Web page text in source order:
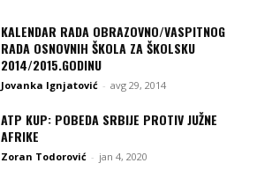
KALENDAR RADA OBRAZOVNO/VASPITNOG
RADA OSNOVNIH ŠKOLA ZA ŠKOLSKU
2014/2015.GODINU
Jovanka Ignjatović - avg 29, 2014
ATP KUP: POBEDA SRBIJE PROTIV JUŽNE
AFRIKE
Zoran Todorović - jan 4, 2020